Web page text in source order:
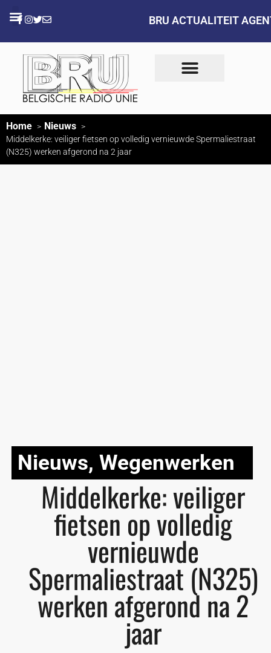
BRU ACTUALITEIT
Home Nieuws
Middelkerke: veiliger fietsen op volledig vernieuwde Spermaliestraat
(N325) werken afgerond na 2 jaar
Nieuws,Wegenwerken
Middelkerke: veiliger
fietsen op volledig
vernieuwde
Spermaliestraat (N325)
werken afgerond na 2
jaar